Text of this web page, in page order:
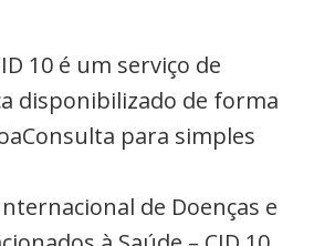
10 é um serviço de
disponibilizado de forma
para simples
de Doenças e